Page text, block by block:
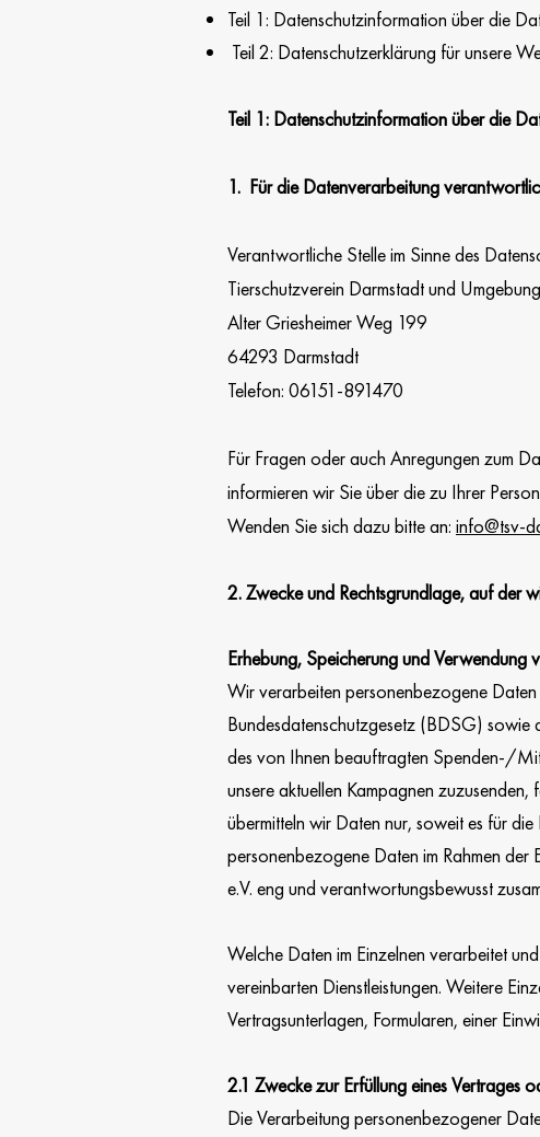
Teil 1: Datenschutzinformation über die
Teil 2: Datenschutzerklärung für unsere
Teil 1: Datenschutzinformation über die
1. Für die Datenverarbeitung
Verantwortliche Stelle im Sinne des
Tierschutzverein Darmstadt und
Alter Griesheimer Weg 199
64293 Darmstadt
Telefon: 06151-891470
Für Fragen oder auch Anregungen zum
informieren wir Sie über die zu Ihrer
Wenden Sie sich dazu bitte an: info@tsv-
2. Zwecke und Rechtsgrundlage, auf der
Erhebung, Speicherung und Verwendung
Wir verarbeiten personenbezogene
Bundesdatenschutzgesetz (BDSG)
des von Ihnen beauftragten Spenden-/
unsere aktuellen Kampagnen
übermitteln wir Daten nur, soweit es für
personenbezogene Daten im Rahmen der
e.V. eng und verantwortungsbewusst
Welche Daten im Einzelnen verarbeitet
vereinbarten Dienstleistungen. Weitere
Vertragsunterlagen, Formularen, einer
2.1 Zwecke zur Erfüllung eines
Die Verarbeitung personenbezogener